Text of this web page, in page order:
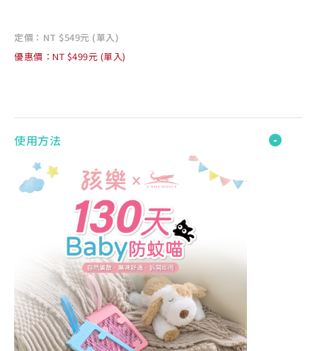
定價：NT $549元 (單入)
優惠價：NT $499元 (單入)
使用方法